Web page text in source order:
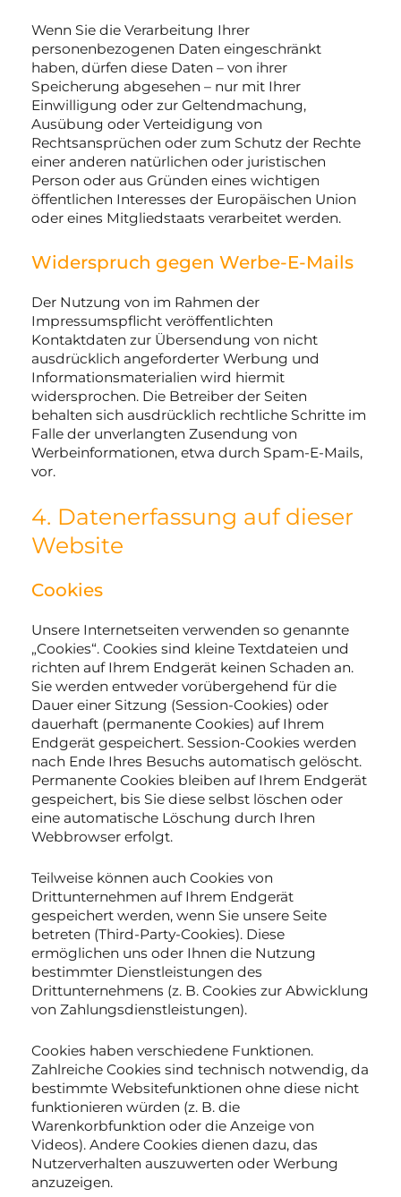
Wenn Sie die Verarbeitung Ihrer
personenbezogenen Daten eingeschränkt
haben, dürfen diese Daten – von ihrer
Speicherung abgesehen – nur mit Ihrer
Einwilligung oder zur Geltendmachung,
Ausübung oder Verteidigung von
Rechtsansprüchen oder zum Schutz der Rechte
einer anderen natürlichen oder juristischen
Person oder aus Gründen eines wichtigen
öffentlichen Interesses der Europäischen Union
oder eines Mitgliedstaats verarbeitet werden.
Widerspruch gegen Werbe-E-Mails
Der Nutzung von im Rahmen der
Impressumspflicht veröffentlichten
Kontaktdaten zur Übersendung von nicht
ausdrücklich angeforderter Werbung und
Informationsmaterialien wird hiermit
widersprochen. Die Betreiber der Seiten
behalten sich ausdrücklich rechtliche Schritte im
Falle der unverlangten Zusendung von
Werbeinformationen, etwa durch Spam-E-Mails,
vor.
4. Datenerfassung auf dieser
Website
Cookies
Unsere Internetseiten verwenden so genannte
„Cookies“. Cookies sind kleine Textdateien und
richten auf Ihrem Endgerät keinen Schaden an.
Sie werden entweder vorübergehend für die
Dauer einer Sitzung (Session-Cookies) oder
dauerhaft (permanente Cookies) auf Ihrem
Endgerät gespeichert. Session-Cookies werden
nach Ende Ihres Besuchs automatisch gelöscht.
Permanente Cookies bleiben auf Ihrem Endgerät
gespeichert, bis Sie diese selbst löschen oder
eine automatische Löschung durch Ihren
Webbrowser erfolgt.
Teilweise können auch Cookies von
Drittunternehmen auf Ihrem Endgerät
gespeichert werden, wenn Sie unsere Seite
betreten (Third-Party-Cookies). Diese
ermöglichen uns oder Ihnen die Nutzung
bestimmter Dienstleistungen des
Drittunternehmens (z. B. Cookies zur Abwicklung
von Zahlungsdienstleistungen).
Cookies haben verschiedene Funktionen.
Zahlreiche Cookies sind technisch notwendig, da
bestimmte Websitefunktionen ohne diese nicht
funktionieren würden (z. B. die
Warenkorbfunktion oder die Anzeige von
Videos). Andere Cookies dienen dazu, das
Nutzerverhalten auszuwerten oder Werbung
anzuzeigen.